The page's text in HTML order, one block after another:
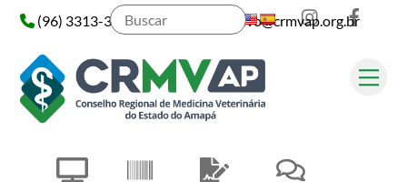
Skip
content
Instagram
(96) 3313-3313
administrativo@crmvap.org.br
Pesquisar